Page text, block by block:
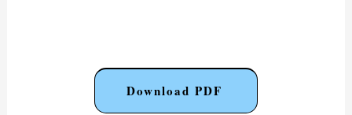
Download PDF